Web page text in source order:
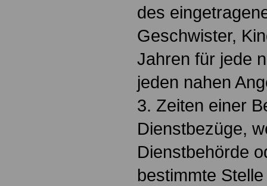
des
Geschwister,
Jahren für jede
jeden nahen
3. Zeiten einer
Dienstbezüge,
Dienstbehörde
bestimmte